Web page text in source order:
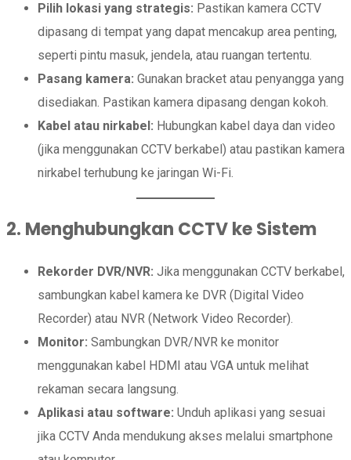
Pilih lokasi yang strategis: Pastikan kamera CCTV
dipasang di tempat yang dapat mencakup area penting,
seperti pintu masuk, jendela, atau ruangan tertentu.
Pasang kamera: Gunakan bracket atau penyangga yang
disediakan. Pastikan kamera dipasang dengan kokoh.
Kabel atau nirkabel: Hubungkan kabel daya dan video
(jika menggunakan CCTV berkabel) atau pastikan kamera
nirkabel terhubung ke jaringan Wi-Fi.
2. Menghubungkan CCTV ke Sistem
Rekorder DVR/NVR: Jika menggunakan CCTV berkabel,
sambungkan kabel kamera ke DVR (Digital Video
Recorder) atau NVR (Network Video Recorder).
Monitor: Sambungkan DVR/NVR ke monitor
menggunakan kabel HDMI atau VGA untuk melihat
rekaman secara langsung.
Aplikasi atau software: Unduh aplikasi yang sesuai
jika CCTV Anda mendukung akses melalui smartphone